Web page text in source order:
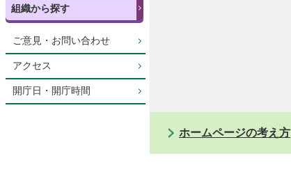
組織から探す
ご意見・お問い合わせ
アクセス
開庁日・開庁時間
ホームページの考え方